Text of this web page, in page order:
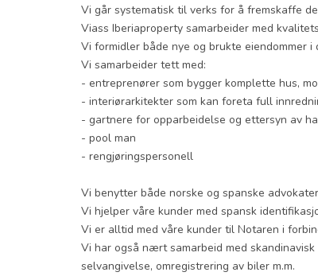
Vi går systematisk til verks for å fremskaffe
Viass Iberiaproperty samarbeider med
Vi formidler både nye og brukte eiendommer
Vi samarbeider tett med:
- entreprenører som bygger komplette hus,
- interiørarkitekter som kan foreta full
- gartnere for opparbeidelse og ettersyn av
- pool man
- rengjøringspersonell
Vi benytter både norske og spanske
Vi hjelper våre kunder med spansk
Vi er alltid med våre kunder til Notaren i
Vi har også nært samarbeid med
selvangivelse, omregistrering av biler m.m.